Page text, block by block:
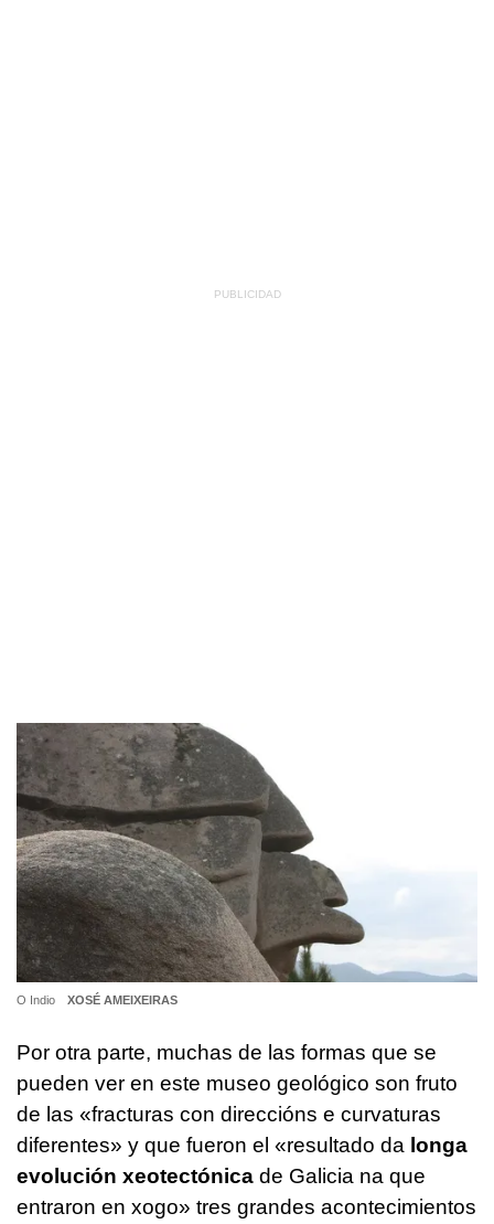
O Indio XOSÉ AMEIXEIRAS
Por otra parte, muchas de las formas que se
pueden ver en este museo geológico son fruto
de las «fracturas con direccións e curvaturas
diferentes» y que fueron el «resultado da longa
evolución xeotectónica de Galicia na que
entraron en xogo» tres grandes acontecimientos